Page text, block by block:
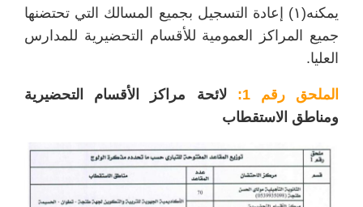
يمكنه(۱) إعادة التسجيل بجميع المسالك التي تحتضنها
جميع المراكز العمومية للأقسام التحضيرية للمدارس
العليا.
الملحق رقم 1:
لائحة مراكز الأقسام التحضيرية
ومناطق الاستقطاب